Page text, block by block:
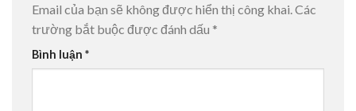
Email của bạn sẽ không được hiển thị công khai.Các
trường bắt buộc được đánh dấu *
Bình luận *